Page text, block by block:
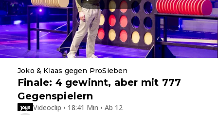
Joko & Klaas gegen ProSieben
Finale: 4 gewinnt, aber mit 777
Gegenspielern
Videoclip • 18:41 Min • Ab 12